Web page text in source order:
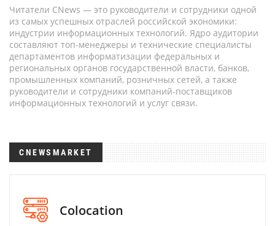
Читатели CNews — это руководители и сотрудники одной
из самых успешных отраслей российской экономики:
индустрии информационных технологий. Ядро аудитории
составляют топ-менеджеры и технические специалисты
департаментов информатизации федеральных и
региональных органов государственной власти, банков,
промышленных компаний, розничных сетей, а также
руководители и сотрудники компаний-поставщиков
информационных технологий и услуг связи.
CNEWSMARKET
Colocation